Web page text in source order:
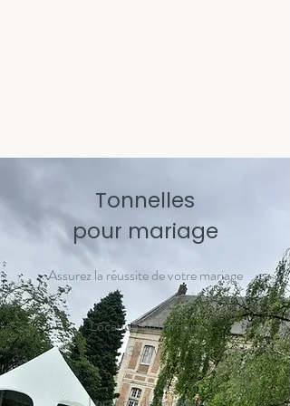
Tonnelles
pour mariage
Assurez la réussite de votre mariage
Location de barnum
3x3M